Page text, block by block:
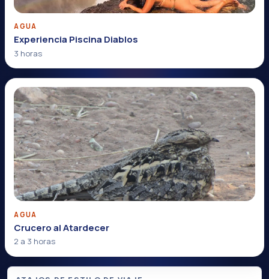
AGUA
Experiencia Piscina Diablos
3 horas
AGUA
Crucero al Atardecer
2 a 3 horas